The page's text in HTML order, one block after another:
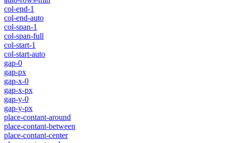
col-end-1
col-end-auto
col-span-1
col-span-full
col-start-1
col-start-auto
gap-0
gap-px
gap-x-0
gap-x-px
gap-y-0
gap-y-px
place-contant-around
place-contant-between
place-contant-center